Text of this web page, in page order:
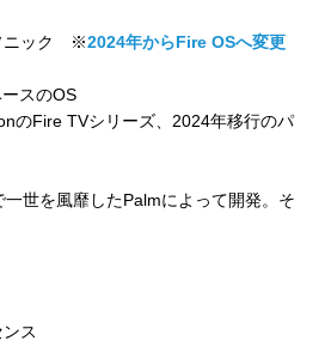
ニック ※2024年からFire OSへ変更
スのOS
のFire TVシリーズ、2024年移行のパ
世を風靡したPalmによって開発。そ
ス